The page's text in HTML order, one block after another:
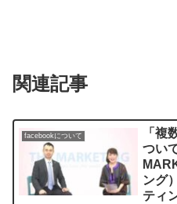
関連記事
facebookについて
「複
つい
ング
ティ